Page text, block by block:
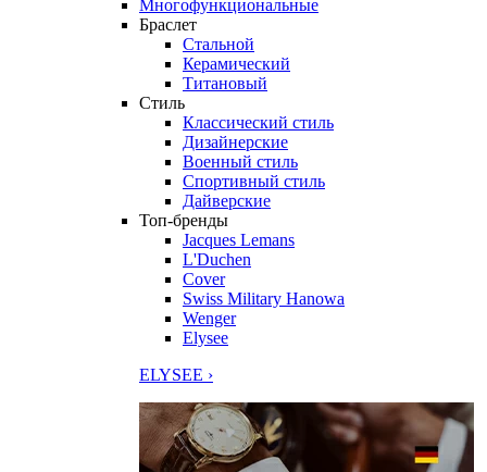
Многофункциональные
Браслет
Стальной
Керамический
Титановый
Стиль
Классический стиль
Дизайнерские
Военный стиль
Спортивный стиль
Дайверские
Топ-бренды
Jacques Lemans
L'Duchen
Cover
Swiss Military Hanowa
Wenger
Elysee
ELYSEE ›